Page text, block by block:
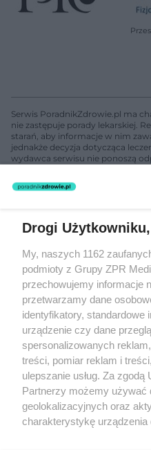
Serwis PoradnikZdrowie.pl ma
nie zastępuje porady lekarskiej.
starań, aby informacje w nim
jednakże decyzja dotycząca
wydawca serwisu nie ponoszą
nie prowadzi działalności
świadczeń zdrowotnych w
Żaden utwór zamieszczony w
rozpowszechniany lub dalej
(w tym także elektroniczny lub
eksploatacji w jakiejkolwiek
Internecie bez pisemnej zgody
lub wykorzystanie utworów w
prawa, tzn. bez właściwej
może być ścigane prawnie.
O
Drogi Użytkowniku,
My, naszych 1162
podmioty z Grupy ZPR
przechowujemy informacje
przetwarzamy dane
identyfikatory, standardowe
urządzenie czy dane
spersonalizowanych
treści, pomiar reklam i
ulepszanie usług. Za
Partnerzy możemy używać
geolokalizacyjnych oraz
charakterystykę urządzenia